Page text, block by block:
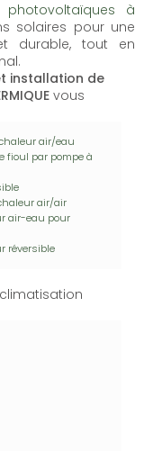
photovoltaïques à
solaires pour une
durable, tout en
installation de
vous
air/eau
fioul par pompe à
air/air
air-eau pour
réversible
climatisation